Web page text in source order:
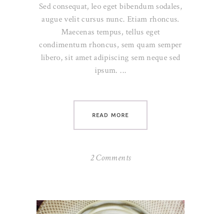
Sed consequat, leo eget bibendum sodales,
augue velit cursus nunc. Etiam rhoncus.
Maecenas tempus, tellus eget
condimentum rhoncus, sem quam semper
libero, sit amet adipiscing sem neque sed
ipsum.
READ MORE
2 Comments